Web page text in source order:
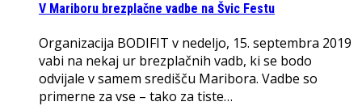
V Mariboru brezplačne vadbe na Švic Festu
Organizacija BODIFIT v nedeljo, 15. septembra 2019
vabi na nekaj ur brezplačnih vadb, ki se bodo
odvijale v samem središču Maribora. Vadbe so
primerne za vse – tako za tiste…